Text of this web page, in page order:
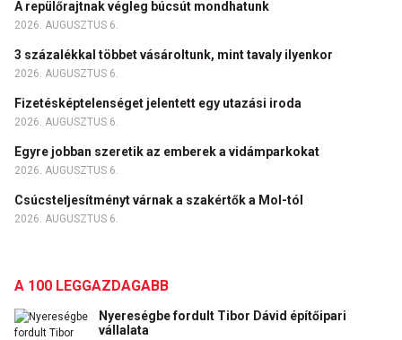
A repülőrajtnak végleg búcsút mondhatunk
2026. AUGUSZTUS 6.
3 százalékkal többet vásároltunk, mint tavaly ilyenkor
2026. AUGUSZTUS 6.
Fizetésképtelenséget jelentett egy utazási iroda
2026. AUGUSZTUS 6.
Egyre jobban szeretik az emberek a vidámparkokat
2026. AUGUSZTUS 6.
Csúcsteljesítményt várnak a szakértők a Mol-tól
2026. AUGUSZTUS 6.
A 100 LEGGAZDAGABB
Nyereségbe fordult Tibor Dávid építőipari
vállalata